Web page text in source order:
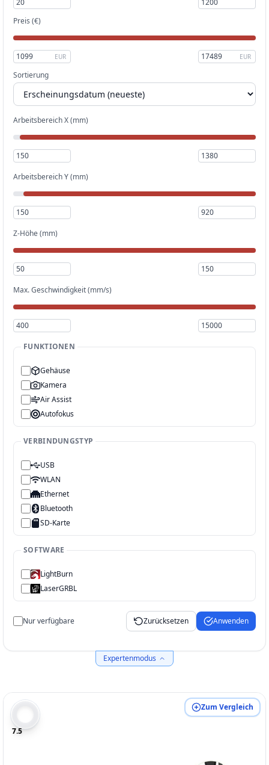
Preis (€)
EUR EUR
Sortierung
Arbeitsbereich X (mm)
Arbeitsbereich Y (mm)
Z-Höhe (mm)
Max. Geschwindigkeit (mm/s)
FUNKTIONEN
Gehäuse
Kamera
Air Assist
Autofokus
VERBINDUNGSTYP
USB
WLAN
Ethernet
Bluetooth
SD-Karte
SOFTWARE
LightBurn
LaserGRBL
Expertenmodus
Nur verfügbare Zurücksetzen Anwenden
7.5
Zum Vergleich